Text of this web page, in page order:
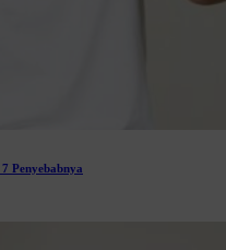
Penyebabnya